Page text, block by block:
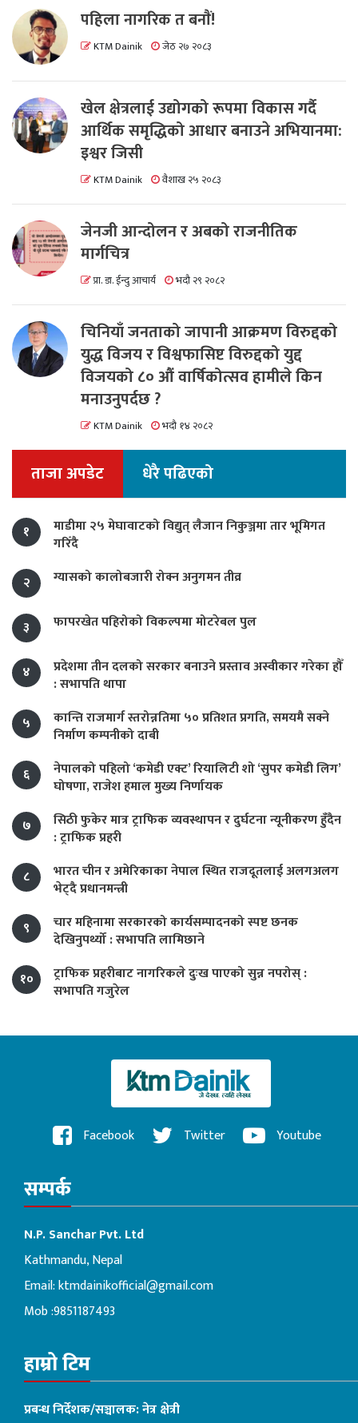
पहिला नागरिक त बनाैं!
KTM Dainik जेठ २७ २०८३
खेल क्षेत्रलाई उद्योगको रूपमा विकास गर्दै
आर्थिक समृद्धिको आधार बनाउने अभियानमा:
इश्वर जिसी
KTM Dainik वैशाख २५ २०८३
जेनजी आन्दोलन र अबको राजनीतिक
मार्गचित्र
प्रा. डा. ईन्दु आचार्य भदौ २९ २०८२
चिनियाँ जनताको जापानी आक्रमण विरुद्दको
युद्ध विजय र विश्वफासिष्ट विरुद्दको युद्द
विजयको ८० औं वार्षिकोत्सव हामीले किन
मनाउनुपर्दछ ?
KTM Dainik भदौ १४ २०८२
ताजा अपडेट धेरै पढिएको
१
माडीमा २५ मेघावाटको विद्युत् लैजान निकुञ्जमा तार भूमिगत
गरिँदै
२
ग्यासको कालोबजारी रोक्न अनुगमन तीव्र
३ फापरखेत पहिरोको विकल्पमा मोटरेबल पुल
४
प्रदेशमा तीन दलको सरकार बनाउने प्रस्ताव अस्वीकार गरेका हौँ
: सभापति थापा
५
कान्ति राजमार्ग स्तरोन्नतिमा ५० प्रतिशत प्रगति, समयमै सक्ने
निर्माण कम्पनीको दाबी
६
नेपालको पहिलो ‘कमेडी एक्ट’ रियालिटी शो ‘सुपर कमेडी लिग’
घोषणा, राजेश हमाल मुख्य निर्णायक
७
सिठी फुकेर मात्र ट्राफिक व्यवस्थापन र दुर्घटना न्यूनीकरण हुँदैन
: ट्राफिक प्रहरी
८
भारत चीन र अमेरिकाका नेपाल स्थित राजदूतलाई अलगअलग
भेट्दै प्रधानमन्त्री
९
चार महिनामा सरकारको कार्यसम्पादनको स्पष्ट छनक
देखिनुपर्थ्यो : सभापति लामिछाने
१०
ट्राफिक प्रहरीबाट नागरिकले दुःख पाएको सुन्न नपरोस् :
सभापति गजुरेल
Facebook Twitter Youtube
सम्पर्क
N.P. Sanchar Pvt. Ltd
Kathmandu, Nepal
Email:ktmdainikofficial@gmail.com
Mob :9851187493
हाम्रो टिम
प्रबन्ध निर्देशक/सञ्चालक: नेत्र क्षेत्री